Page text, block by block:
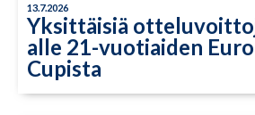
13.7.2026
Yksittäisiä
alle 21-vuotiaiden
Cupista